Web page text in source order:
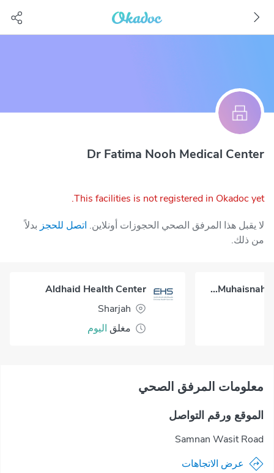
Dr Fatima Nooh Medical Center
This facilities is not registered in Okadoc yet.
لا يقبل هذا المرفق الصحي الحجوزات أونلاين. اتصل للحجز بدلاً
من ذلك.
Aldhaid Health Center
Sharjah
مغلق اليوم
Al Muhaisnah Health Center
معلومات المرفق الصحي
الموقع ورقم التواصل
Samnan Wasit Road
عرض الاتجاهات